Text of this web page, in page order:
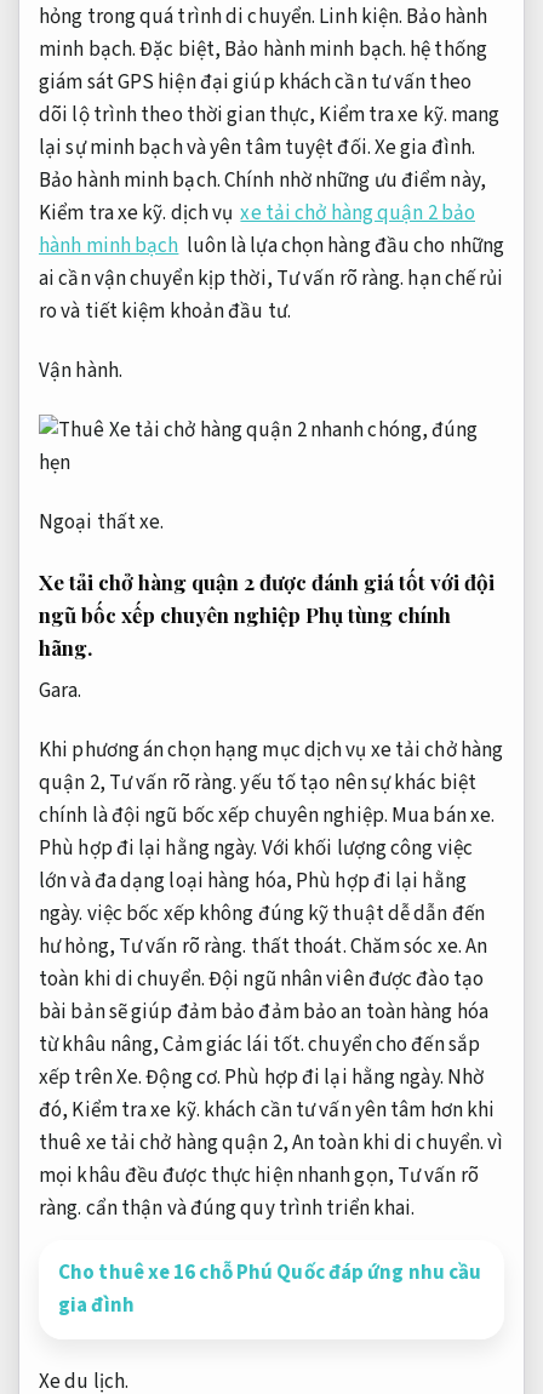
hỏng trong quá trình di chuyển. Linh kiện. Bảo hành
minh bạch.Đặc biệt, Bảo hành minh bạch. hệ thống
giám sát GPS hiện đại giúp khách cần tư vấn theo
dõi lộ trình theo thời gian thực, Kiểm tra xe kỹ. mang
lại sự minh bạch và yên tâm tuyệt đối.Xe gia đình.
Bảo hành minh bạch.Chính nhờ những ưu điểm này,
Kiểm tra xe kỹ. dịch vụ xe tải chở hàng quận 2 bảo
hành minh bạch luôn là lựa chọn hàng đầu cho những
ai cần vận chuyển kịp thời, Tư vấn rõ ràng. hạn chế rủi
ro và tiết kiệm khoản đầu tư.
Vận hành.
Ngoại thất xe.
Xe tải chở hàng quận 2 được đánh giá tốt với đội
ngũ bốc xếp chuyên nghiệp Phụ tùng chính
hãng.
Gara.
Khi phương án chọn hạng mục dịch vụ xe tải chở hàng
quận 2, Tư vấn rõ ràng.yếu tố tạo nên sự khác biệt
chính là đội ngũ bốc xếp chuyên nghiệp. Mua bán xe.
Phù hợp đi lại hằng ngày. Với khối lượng công việc
lớn và đa dạng loại hàng hóa, Phù hợp đi lại hằng
ngày. việc bốc xếp không đúng kỹ thuật dễ dẫn đến
hư hỏng, Tư vấn rõ ràng. thất thoát.Chăm sóc xe.An
toàn khi di chuyển.Đội ngũ nhân viên được đào tạo
bài bản sẽ giúp đảm bảo đảm bảo an toàn hàng hóa
từ khâu nâng,Cảm giác lái tốt.chuyển cho đến sắp
xếp trên Xe.Động cơ. Phù hợp đi lại hằng ngày. Nhờ
đó, Kiểm tra xe kỹ. khách cần tư vấn yên tâm hơn khi
thuê xe tải chở hàng quận 2,An toàn khi di chuyển.vì
mọi khâu đều được thực hiện nhanh gọn, Tư vấn rõ
ràng. cẩn thận và đúng quy trình triển khai.
Cho thuê xe 16 chỗ Phú Quốc đáp ứng nhu cầu
gia đình
Xe du lịch.